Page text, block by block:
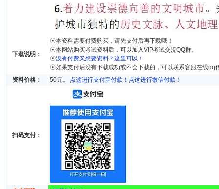
下载说明：
☉本资料需要付费购买，请先支付后再下载哦！
☉本网站购买考试资料后，可以加入VIP考试交流QQ群。
☉没有付费又想要资料？这里可以！
☉如果支付后没有下载成功或不会下载的，可以联系客服在线qq
资料价格：
50元。 点这进行支付宝付款！ 点这进行微信付款！
扫码支付：